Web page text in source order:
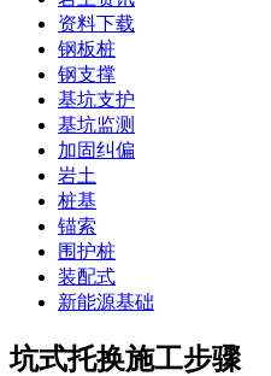
资料下载
钢板桩
钢支撑
基坑支护
基坑监测
加固纠偏
岩土
桩基
锚索
围护桩
装配式
新能源基础
坑式托换施工步骤